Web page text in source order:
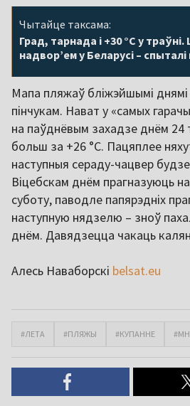
Чытайце таксама:
Град, тарнада і +30 °С у
надвор’ем у Беларусі – спыталі
Мапа пляжаў бліжэйшымі днямі
пінчукам. Нават у «самых
на паўднёвым захадзе днём 24
больш за +26 °C. Пацяплее
наступныя сераду-чацвер
Віцебскам днём прагназуюць
суботу, паводле папярэдніх
наступную нядзелю – зноў
днём. Давядзецца чакаць
Алесь Наваборскі belsat.eu
#ЛЕТА #ПЛЯЖЫ #КУПАННЕ